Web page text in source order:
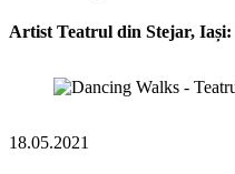
Artist Teatrul din Stejar, Iași:
18.05.2021